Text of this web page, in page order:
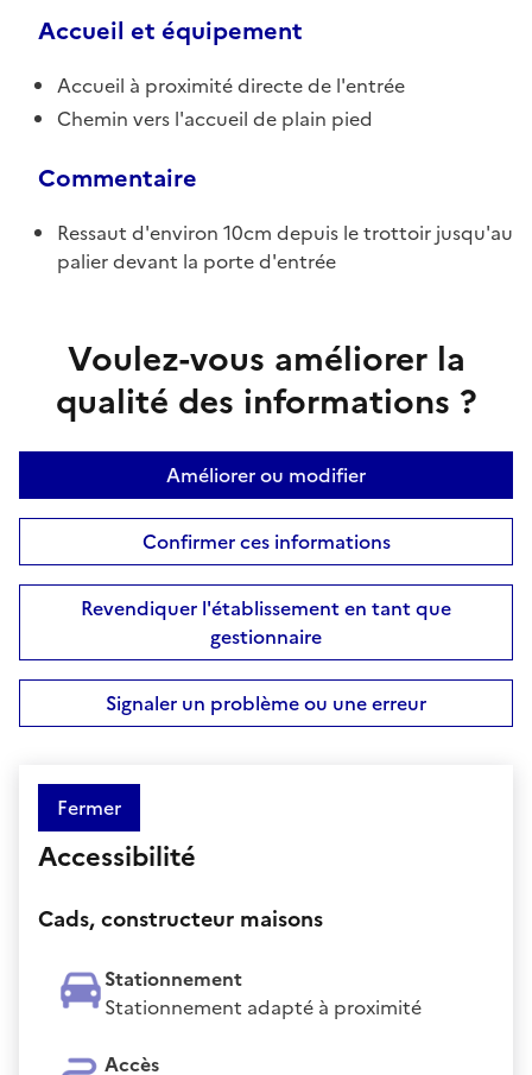
Accueil et équipement
Accueil à proximité directe de l'entrée
Chemin vers l'accueil de plain pied
Commentaire
Ressaut d'environ 10cm depuis le trottoir jusqu'au
palier devant la porte d'entrée
Voulez-vous améliorer la
qualité des informations ?
Améliorer ou modifier
Confirmer ces informations
Revendiquer l'établissement en tant que
gestionnaire
Signaler un problème ou une erreur
Fermer
Accessibilité
Cads, constructeur maisons
Stationnement
Stationnement adapté à proximité
Accès